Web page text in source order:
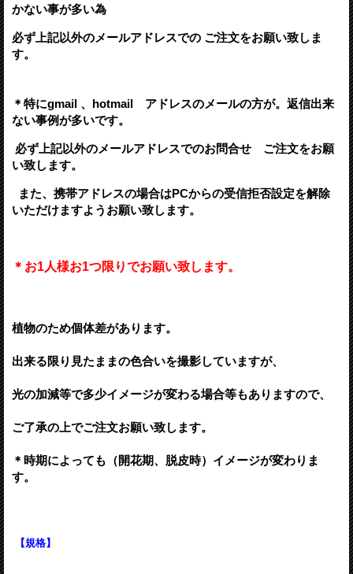
かない事が多い為
必ず上記以外のメールアドレスでの ご注文をお願い致しま
す。
＊特にgmail 、hotmail アドレスのメールの方が。 返信出来
ない事例が多いです。
必ず上記以外のメールアドレスでのお問合せ ご注文をお願
い致します。
また、携帯アドレスの場合はPCからの受信拒否設定を解除
いただけますようお願い致します。
＊お1人様お1つ限りでお願い致します。
植物のため個体差があります。
出来る限り見たままの色合いを撮影していますが、
光の加減等で多少イメージが変わる場合等もありますので、
ご了承の上でご注文お願い致します。
＊時期によっても（開花期、脱皮時）イメージが変わりま
す。
【規格】